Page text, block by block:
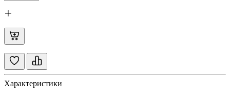
Характеристики